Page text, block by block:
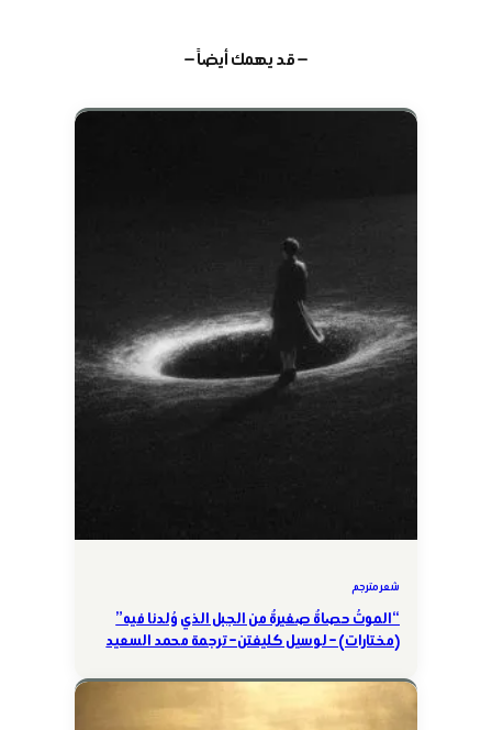
— قد يهمك أيضاً —
شعر مترجم
“الموتُ حصاةٌ صغيرةٌ من الجبل الذي وُلدنا فيه”
(مختارات) – لوسيل كليفتن – ترجمة محمد السعيد